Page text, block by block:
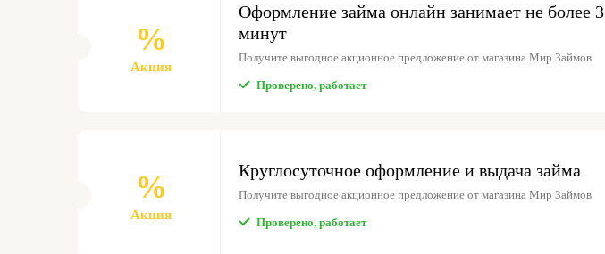
%
Акция
Оформление займа онлайн занимает не более 3
минут
Получите выгодное акционное предложение от магазина Мир Займов
Проверено, работает
%
Акция
Круглосуточное оформление и выдача займа
Получите выгодное акционное предложение от магазина Мир Займов
Проверено, работает